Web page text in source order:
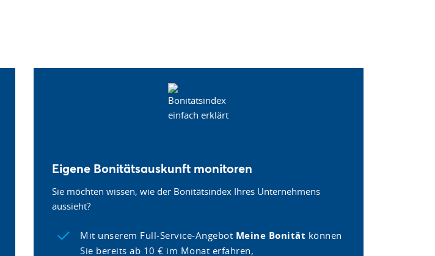
Eigene Bonitätsauskunft monitoren
Sie möchten wissen, wie der Bonitätsindex Ihres Unternehmens
aussieht?
Mit unserem Full-Service-Angebot Meine Bonität können
Sie bereits ab 10 € im Monat erfahren,